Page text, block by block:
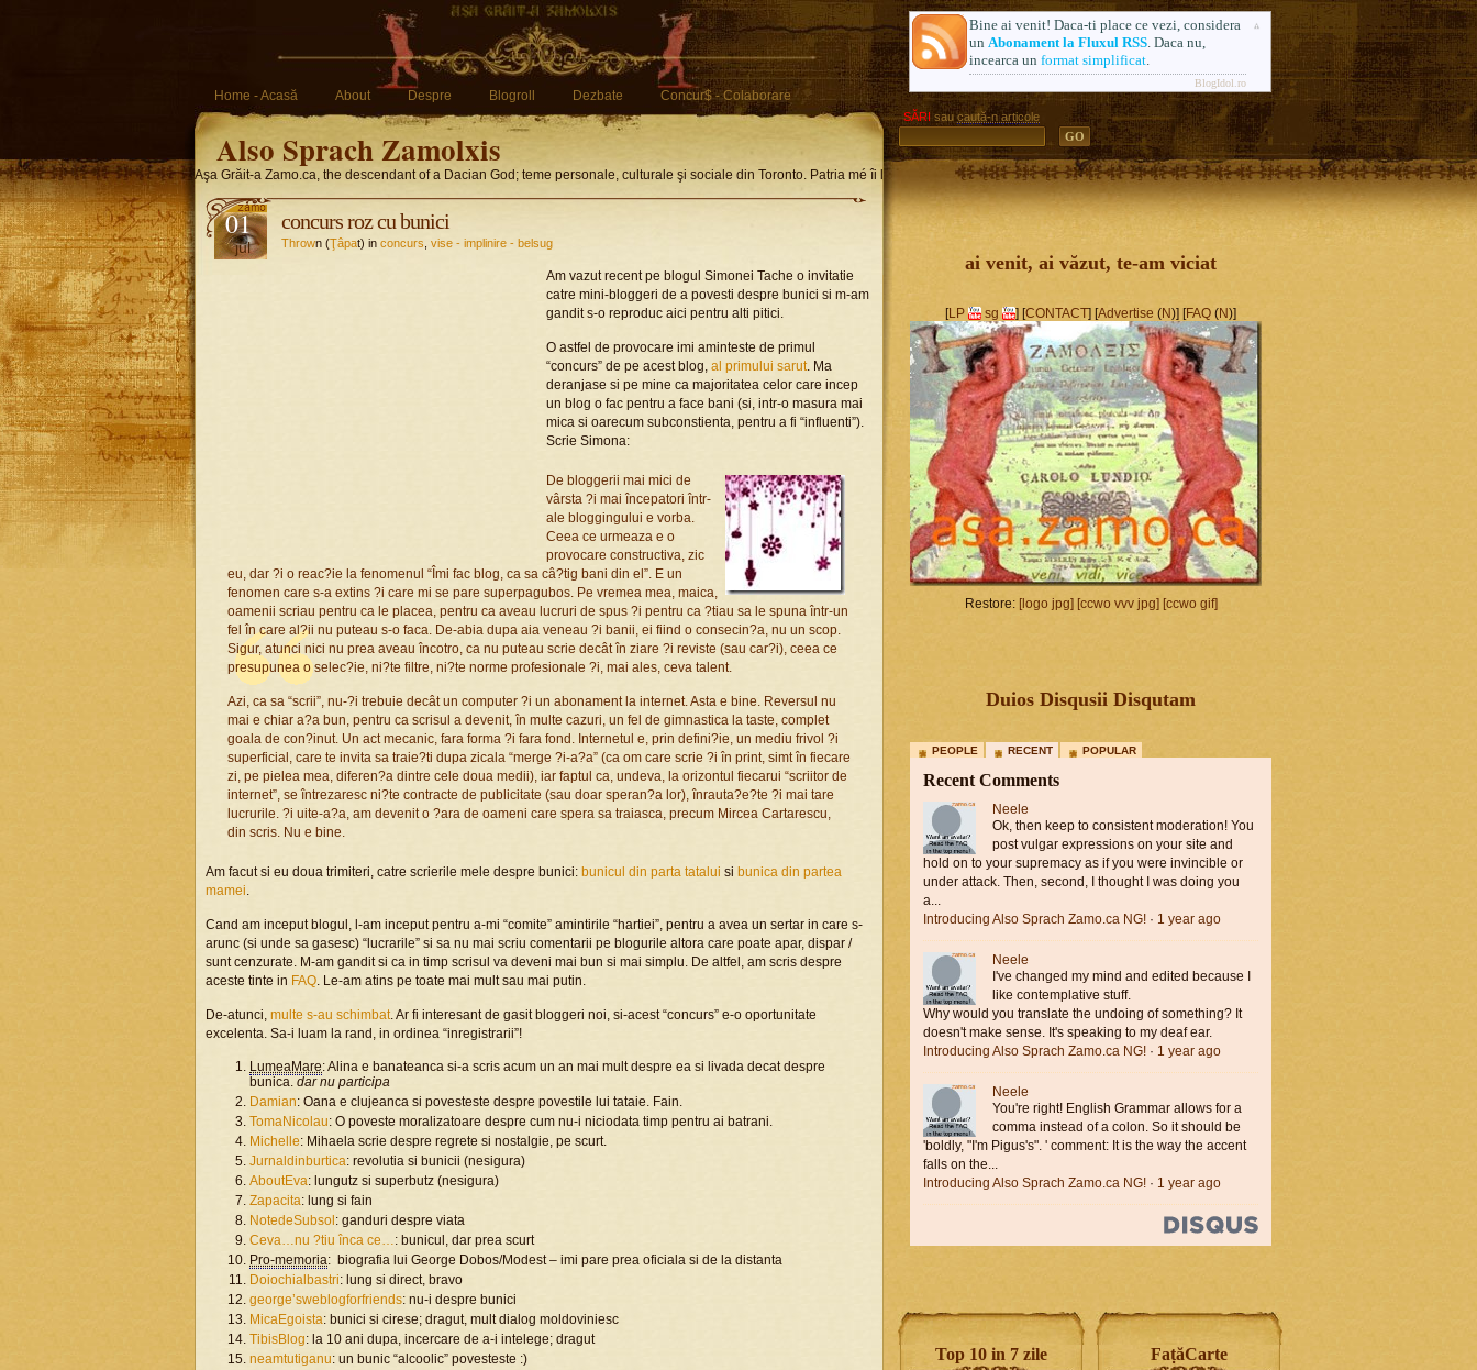
Home - Acasă About Despre Blogroll Dezbate Concur$ - Colaborare
Also Sprach Zamolxis
Aşa Grăit-a Zamo.ca, the descendant of a Dacian God; teme personale, culturale şi sociale din Toronto. Patria mé îi limba romgleză. Formerly AlsoSprachZamolxis.com
SĂRI sau caută-n articole
Bine ai venit! Daca-ti place ce vezi, considera
un Abonament la Fluxul RSS. Daca nu,
incearca un format simplificat.
BlogIdol.ro
01
jul
concurs roz cu bunici
Thrown (Ţâpat) in concurs vise - implinire - belsug
Am vazut recent pe blogul Simonei Tache o invitatie
catre mini-bloggeri de a povesti despre bunici si m-am
gandit s-o reproduc aici pentru alti pitici.
O astfel de provocare imi aminteste de primul
“concurs” de pe acest blog, al primului sarut. Ma
deranjase si pe mine ca majoritatea celor care incep
un blog o fac pentru a face bani (si, intr-o masura mai
mica si oarecum subconstienta, pentru a fi “influenti”).
Scrie Simona:
De bloggerii mai mici de
vârsta ?i mai începatori într-
ale bloggingului e vorba.
Ceea ce urmeaza e o
provocare constructiva, zic
eu, dar ?i o reac?ie la fenomenul “Îmi fac blog, ca sa câ?tig bani din el”. E un
fenomen care s-a extins ?i care mi se pare superpagubos. Pe vremea mea, maica,
oamenii scriau pentru ca le placea, pentru ca aveau lucruri de spus ?i pentru ca ?tiau sa le spuna într-un
fel în care al?ii nu puteau s-o faca. De-abia dupa aia veneau ?i banii, ei fiind o consecin?a, nu un scop.
Sigur, atunci nici nu prea aveau încotro, ca nu puteau scrie decât în ziare ?i reviste (sau car?i), ceea ce
presupunea o selec?ie, ni?te filtre, ni?te norme profesionale ?i, mai ales, ceva talent.
Azi, ca sa “scrii”, nu-?i trebuie decât un computer ?i un abonament la internet. Asta e bine. Reversul nu
mai e chiar a?a bun, pentru ca scrisul a devenit, în multe cazuri, un fel de gimnastica la taste, complet
goala de con?inut. Un act mecanic, fara forma ?i fara fond. Internetul e, prin defini?ie, un mediu frivol ?i
superficial, care te invita sa traie?ti dupa zicala “merge ?i-a?a” (ca om care scrie ?i în print, simt în fiecare
zi, pe pielea mea, diferen?a dintre cele doua medii), iar faptul ca, undeva, la orizontul fiecarui “scriitor de
internet”, se întrezaresc ni?te contracte de publicitate (sau doar speran?a lor), înrauta?e?te ?i mai tare
lucrurile. ?i uite-a?a, am devenit o ?ara de oameni care spera sa traiasca, precum Mircea Cartarescu,
din scris. Nu e bine.
Am facut si eu doua trimiteri, catre scrierile mele despre bunici: bunicul din parta tatalui si bunica din partea
mamei.
Cand am inceput blogul, l-am inceput pentru a-mi “comite” amintirile “hartiei”, pentru a avea un sertar in care s-
arunc (si unde sa gasesc) “lucrarile” si sa nu mai scriu comentarii pe blogurile altora care poate apar, dispar /
sunt cenzurate. M-am gandit si ca in timp scrisul va deveni mai bun si mai simplu. De altfel, am scris despre
aceste tinte in FAQ. Le-am atins pe toate mai mult sau mai putin.
De-atunci, multe s-au schimbat. Ar fi interesant de gasit bloggeri noi, si-acest “concurs” e-o oportunitate
excelenta. Sa-i luam la rand, in ordinea “inregistrarii”!
LumeaMare: Alina e banateanca si-a scris acum un an mai mult despre ea si livada decat despre
bunica. dar nu participa
Damian: Oana e clujeanca si povesteste despre povestile lui tataie. Fain.
TomaNicolau: O poveste moralizatoare despre cum nu-i niciodata timp pentru ai batrani.
Michelle: Mihaela scrie despre regrete si nostalgie, pe scurt.
Jurnaldinburtica: revolutia si bunicii (nesigura)
AboutEva: lungutz si superbutz (nesigura)
Zapacita: lung si fain
NotedeSubsol : ganduri despre viata
Ceva…nu ?tiu înca ce…: bunicul, dar prea scurt
Pro-memoria: biografia lui George Dobos/Modest – imi pare prea oficiala si de la distanta
Doiochialbastri: lung si direct, bravo
george’sweblogforfriends: nu-i despre bunici
MicaEgoista: bunici si cirese; dragut, mult dialog moldoviniesc
TibisBlog: la 10 ani dupa, incercare de a-i intelege; dragut
neamtutiganu: un bunic “alcoolic” povesteste :)
ai venit, ai văzut, te-am viciat
[LP sg ] [CONTACT] [Advertise (N)] [FAQ (N)]
Restore: [logo jpg] [ccwo vvv jpg] [ccwo gif]
Duios Disqusii Disqutam
PEOPLE RECENT POPULAR
Recent Comments
Neele
Ok, then keep to consistent moderation! You
post vulgar expressions on your site and
hold on to your supremacy as if you were invincible or
under attack. Then, second, I thought I was doing you
a...
Introducing Also Sprach Zamo.ca NG! · 1 year ago
Neele
I've changed my mind and edited because I
like contemplative stuff.
Why would you translate the undoing of something? It
doesn't make sense. It's speaking to my deaf ear.
Introducing Also Sprach Zamo.ca NG! · 1 year ago
Neele
You're right! English Grammar allows for a
comma instead of a colon. So it should be
'boldly, "I'm Pigus's". ' comment: It is the way the accent
falls on the...
Introducing Also Sprach Zamo.ca NG! · 1 year ago
Top 10 in 7 zile FaṭăCarte